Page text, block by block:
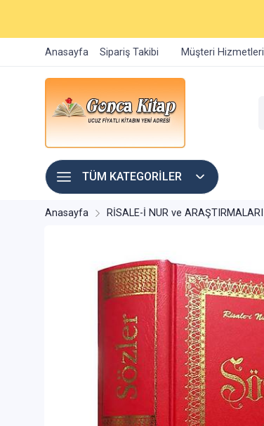
Anasayfa Sipariş Takibi Müşteri Hizmetleri
TÜM KATEGORİLER
Anasayfa RİSALE-İ NUR ve ARAŞTIRMALARI